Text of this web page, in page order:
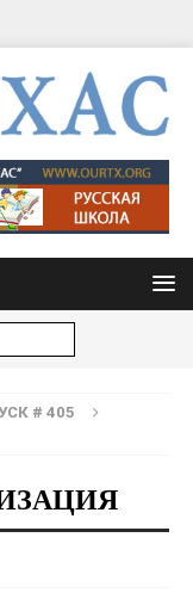
# 405